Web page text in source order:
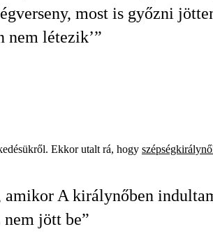
most is győzni
nem létezik’”
Ekkor utalt rá, hogy
amikor A királynőben
nem jött be”